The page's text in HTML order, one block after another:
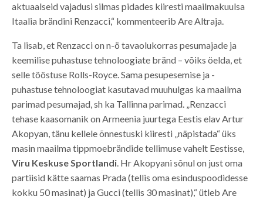
aktuaalseid vajadusi silmas pidades kiiresti maailmakuulsa
Itaalia brändini Renzacci,“ kommenteerib Are Altraja.
Ta lisab, et Renzacci on n-ö tavaolukorras pesumajade ja
keemilise puhastuse tehnoloogiate bränd – võiks öelda, et
selle tööstuse Rolls-Royce. Sama pesupesemise ja -
puhastuse tehnoloogiat kasutavad muuhulgas ka maailma
parimad pesumajad, sh ka Tallinna parimad. „Renzacci
tehase kaasomanik on Armeenia juurtega Eestis elav Artur
Akopyan, tänu kellele õnnestuski kiiresti „näpistada“ üks
masin maailma tippmoebrändide tellimuse vahelt Eestisse,
Viru Keskuse Sportlandi. Hr Akopyani sõnul on just oma
partiisid kätte saamas Prada (tellis oma esinduspoodidesse
kokku 50 masinat) ja Gucci (tellis 30 masinat),“ ütleb Are